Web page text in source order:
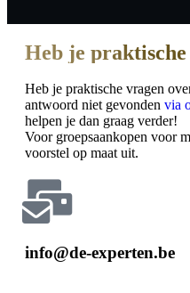
Heb je
Heb je praktische vragen
antwoord niet gevonden via
helpen je dan graag verder!
Voor groepsaankopen voor
voorstel op maat uit.
info@de-experten.be